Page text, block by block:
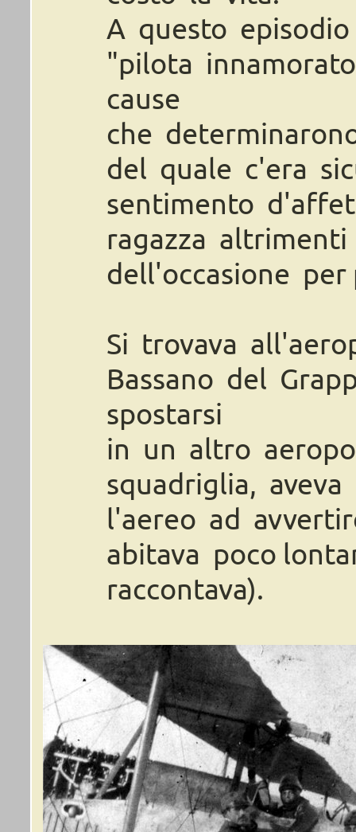
A questo
"pilota
cause
che
del quale c'era
sentimento
ragazza
dell'occasione
Si trovava
Bassano del
spostarsi
in un altro
squadriglia,
l'aereo ad
abitava poco
raccontava).